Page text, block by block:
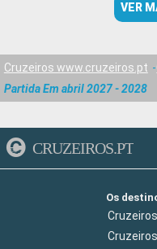
VER
Cruzeiros www.cruzeiros.pt
Partida Em abril 2027 - 2028
CRUZEIROS.PT
Os